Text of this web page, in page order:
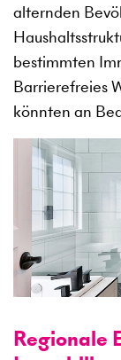
alternden
bestimmten
Barrierefreies
könnten an
Regionale